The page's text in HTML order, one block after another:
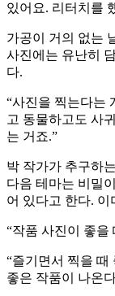
있어요. 리터치를
가공이 거의 없는
사진에는 유난히
다.
“사진을 찍는다는
고 동물하고도 사
는 거죠.”
박 작가가 추구하
다음 테마는 비밀
어 있다고 한다. 이
“작품 사진이 좋을
“즐기면서 찍을 때
좋은 작품이 나온